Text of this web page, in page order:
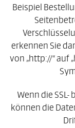
Beispiel
erkennen Sie
von „http://“ auf
Wenn die SSL-
können die